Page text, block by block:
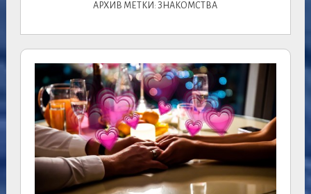
АРХИВ МЕТКИ: ЗНАКОМСТВА